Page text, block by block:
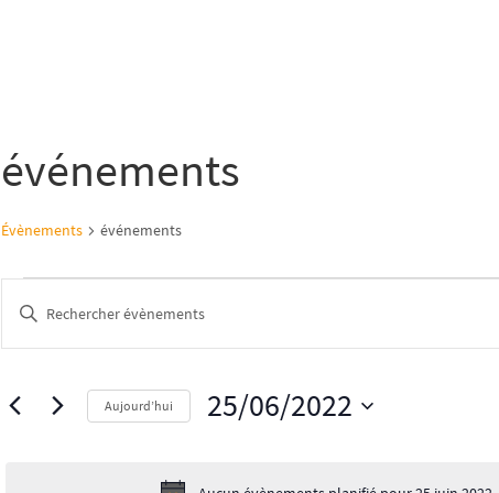
événements
Évènements événements
navigation
vues
Saisir
Évènements
Aujourd’hui 25/06/2022